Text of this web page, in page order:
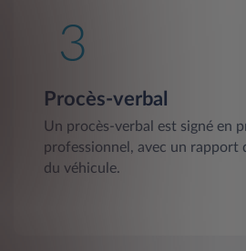
Procès-verbal
Un procès-verbal est signé en
professionnel, avec un rapport
du véhicule.